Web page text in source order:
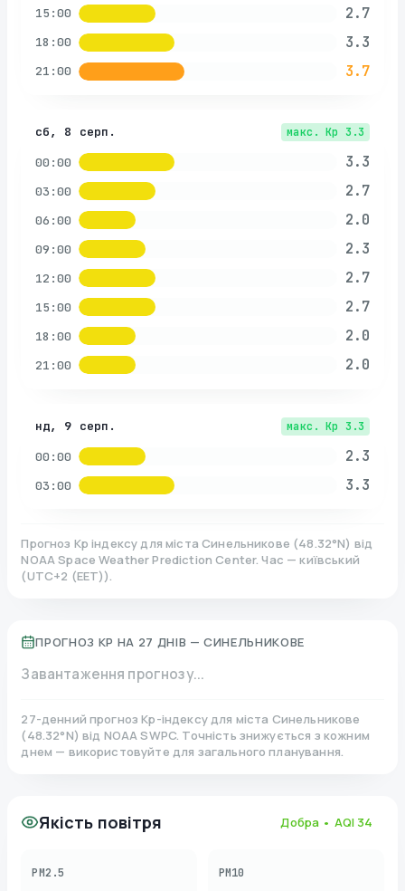
15:00 2.7
18:00 3.3
21:00 3.7
сб, 8 серп. макс. Kp 3.3
00:00 3.3
03:00 2.7
06:00 2.0
09:00 2.3
12:00 2.7
15:00 2.7
18:00 2.0
21:00 2.0
нд, 9 серп. макс. Kp 3.3
00:00 2.3
03:00 3.3
Прогноз Kp індексу для міста Синельникове (48.32°N) від
NOAA Space Weather Prediction Center. Час — київський
(UTC+2 (EET)).
ПРОГНОЗ KP НА 27 ДНІВ — СИНЕЛЬНИКОВЕ
Завантаження прогнозу...
27-денний прогноз Kp-індексу для міста Синельникове
(48.32°N)від NOAA SWPC. Точність знижується з кожним
днем — використовуйте для загального планування.
Якість повітря Добра • AQI 34
PM2.5 PM10